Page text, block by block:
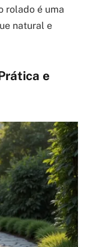
rolado é uma
natural e
e